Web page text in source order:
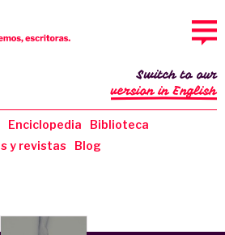
Enciclopedia
Biblioteca
y revistas
Blog
Switch to our
version in English